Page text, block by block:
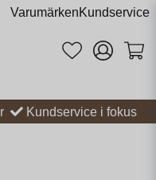
VarumärkenKundservice
Kundservice i fokus